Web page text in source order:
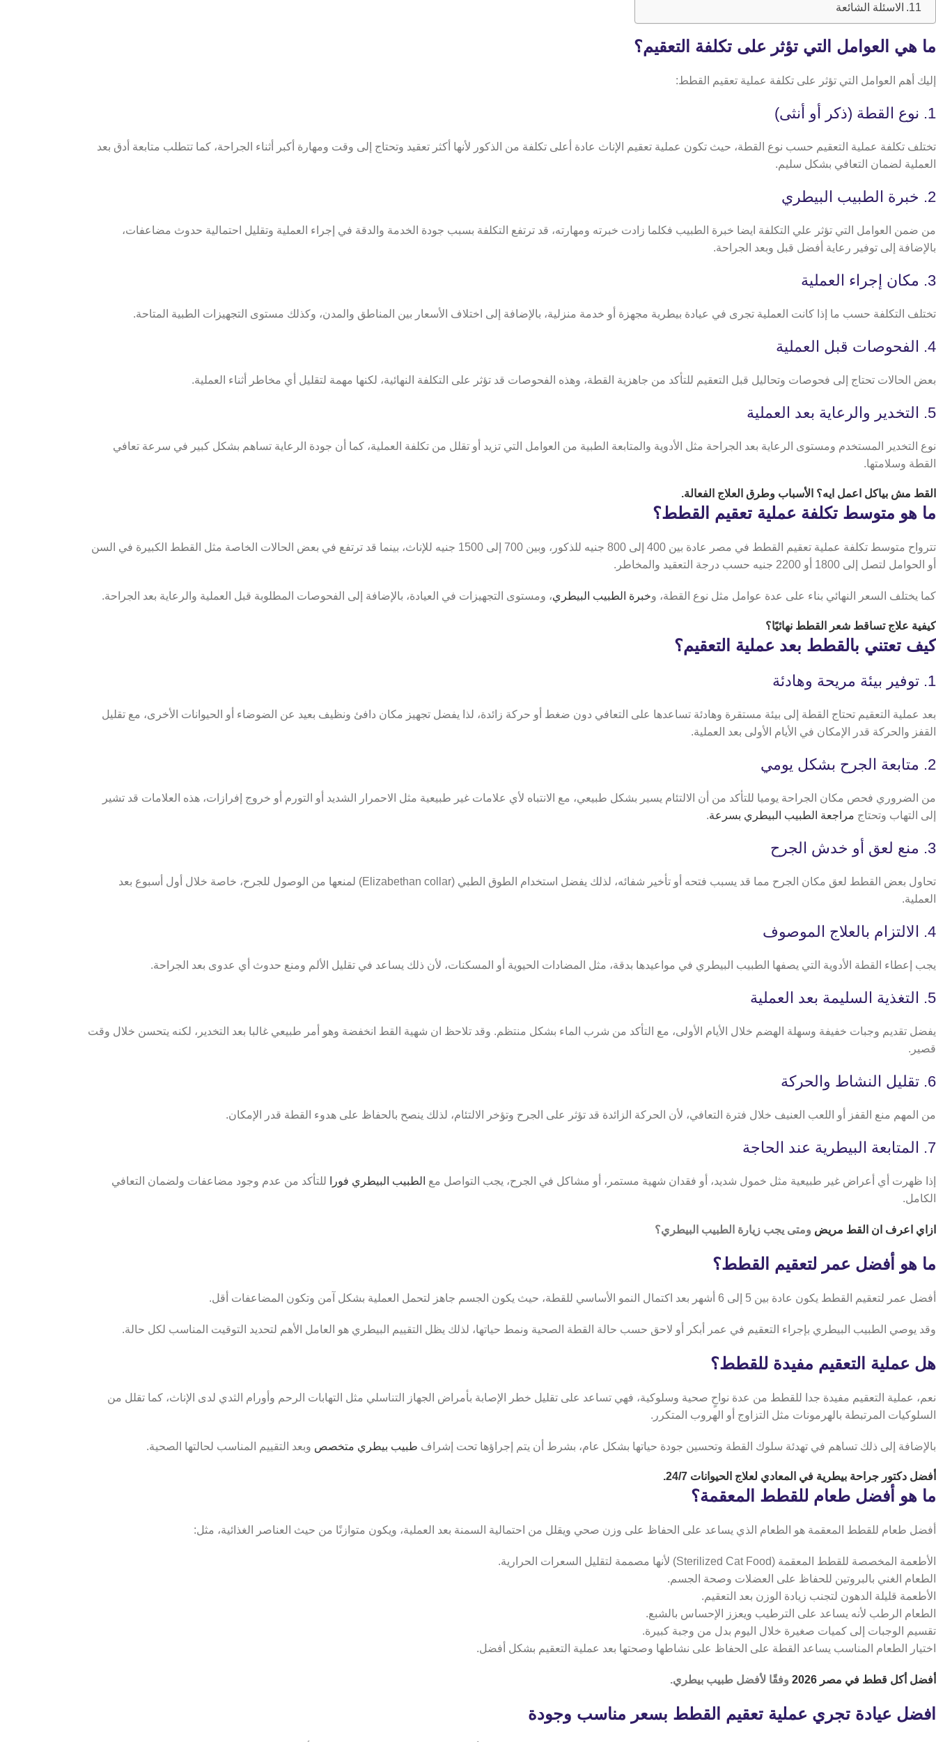
الاسئلة الشائعة
ما هي العوامل التي تؤثر على تكلفة التعقيم؟
إليك أهم العوامل التي تؤثر على تكلفة عملية تعقيم القطط:
1. نوع القطة (ذكر أو أنثى)
تختلف تكلفة عملية التعقيم حسب نوع القطة، حيث تكون عملية تعقيم الإناث عادة أعلى تكلفة من الذكور لأنها أكثر تعقيد وتحتاج إلى وقت ومهارة أكبر أثناء الجراحة، كما تتطلب متابعة أدق بعد
العملية لضمان التعافي بشكل سليم.
2. خبرة الطبيب البيطري
من ضمن العوامل التي تؤثر علي التكلفة ايضا خبرة الطبيب فكلما زادت خبرته ومهارته، قد ترتفع التكلفة بسبب جودة الخدمة والدقة في إجراء العملية وتقليل احتمالية حدوث مضاعفات،
بالإضافة إلى توفير رعاية أفضل قبل وبعد الجراحة.
3. مكان إجراء العملية
تختلف التكلفة حسب ما إذا كانت العملية تجرى في عيادة بيطرية مجهزة أو خدمة منزلية، بالإضافة إلى اختلاف الأسعار بين المناطق والمدن، وكذلك مستوى التجهيزات الطبية المتاحة.
4. الفحوصات قبل العملية
بعض الحالات تحتاج إلى فحوصات وتحاليل قبل التعقيم للتأكد من جاهزية القطة، وهذه الفحوصات قد تؤثر على التكلفة النهائية، لكنها مهمة لتقليل أي مخاطر أثناء العملية.
5. التخدير والرعاية بعد العملية
نوع التخدير المستخدم ومستوى الرعاية بعد الجراحة مثل الأدوية والمتابعة الطبية من العوامل التي تزيد أو تقلل من تكلفة العملية، كما أن جودة الرعاية تساهم بشكل كبير في سرعة تعافي
القطة وسلامتها.
القط مش بياكل اعمل ايه؟ الأسباب وطرق العلاج الفعالة.
ما هو متوسط تكلفة عملية تعقيم القطط؟
تترواح متوسط تكلفة عملية تعقيم القطط في مصر عادة بين 400 إلى 800 جنيه للذكور، وبين 700 إلى 1500 جنيه للإناث، بينما قد ترتفع في بعض الحالات الخاصة مثل القطط الكبيرة في السن
أو الحوامل لتصل إلى 1800 أو 2200 جنيه حسب درجة التعقيد والمخاطر.
كما يختلف السعر النهائي بناء على عدة عوامل مثل نوع القطة، وخبرة الطبيب البيطري، ومستوى التجهيزات في العيادة، بالإضافة إلى الفحوصات المطلوبة قبل العملية والرعاية بعد الجراحة.
كيفية علاج تساقط شعر القطط نهائيًا؟
كيف تعتني بالقطط بعد عملية التعقيم؟
1. توفير بيئة مريحة وهادئة
بعد عملية التعقيم تحتاج القطة إلى بيئة مستقرة وهادئة تساعدها على التعافي دون ضغط أو حركة زائدة، لذا يفضل تجهيز مكان دافئ ونظيف بعيد عن الضوضاء أو الحيوانات الأخرى، مع تقليل
القفز والحركة قدر الإمكان في الأيام الأولى بعد العملية.
2. متابعة الجرح بشكل يومي
من الضروري فحص مكان الجراحة يوميا للتأكد من أن الالتئام يسير بشكل طبيعي، مع الانتباه لأي علامات غير طبيعية مثل الاحمرار الشديد أو التورم أو خروج إفرازات، هذه العلامات قد تشير
إلى التهاب وتحتاج مراجعة الطبيب البيطري بسرعة.
3. منع لعق أو خدش الجرح
تحاول بعض القطط لعق مكان الجرح مما قد يسبب فتحه أو تأخير شفائه، لذلك يفضل استخدام الطوق الطبي (Elizabethan collar) لمنعها من الوصول للجرح، خاصة خلال أول أسبوع بعد
العملية.
4. الالتزام بالعلاج الموصوف
يجب إعطاء القطة الأدوية التي يصفها الطبيب البيطري في مواعيدها بدقة، مثل المضادات الحيوية أو المسكنات، لأن ذلك يساعد في تقليل الألم ومنع حدوث أي عدوى بعد الجراحة.
5. التغذية السليمة بعد العملية
يفضل تقديم وجبات خفيفة وسهلة الهضم خلال الأيام الأولى، مع التأكد من شرب الماء بشكل منتظم. وقد تلاحظ ان شهية القط انخفضة وهو أمر طبيعي غالبا بعد التخدير، لكنه يتحسن خلال وقت
قصير.
6. تقليل النشاط والحركة
من المهم منع القفز أو اللعب العنيف خلال فترة التعافي، لأن الحركة الزائدة قد تؤثر على الجرح وتؤخر الالتئام، لذلك ينصح بالحفاظ على هدوء القطة قدر الإمكان.
7. المتابعة البيطرية عند الحاجة
إذا ظهرت أي أعراض غير طبيعية مثل خمول شديد، أو فقدان شهية مستمر، أو مشاكل في الجرح، يجب التواصل مع الطبيب البيطري فورا
للتأكد من عدم وجود مضاعفات ولضمان التعافي
الكامل.
ازاي اعرف ان القط مريض ومتى يجب زيارة الطبيب البيطري؟
ما هو أفضل عمر لتعقيم القطط؟
أفضل عمر لتعقيم القطط يكون عادة بين 5 إلى 6 أشهر بعد اكتمال النمو الأساسي للقطة، حيث يكون الجسم جاهز لتحمل العملية بشكل آمن وتكون المضاعفات أقل.
وقد يوصي الطبيب البيطري بإجراء التعقيم في عمر أبكر أو لاحق حسب حالة القطة الصحية ونمط حياتها، لذلك يظل التقييم البيطري هو العامل الأهم لتحديد التوقيت المناسب لكل حالة.
هل عملية التعقيم مفيدة للقطط؟
نعم، عملية التعقيم مفيدة جدا للقطط من عدة نواحٍ صحية وسلوكية، فهي تساعد على تقليل خطر الإصابة بأمراض الجهاز التناسلي مثل التهابات الرحم وأورام الثدي لدى الإناث، كما تقلل من
السلوكيات المرتبطة بالهرمونات مثل التزاوج أو الهروب المتكرر.
بالإضافة إلى ذلك تساهم في تهدئة سلوك القطة وتحسين جودة حياتها بشكل عام، بشرط أن يتم إجراؤها تحت إشراف طبيب بيطري متخصص وبعد التقييم المناسب لحالتها الصحية.
أفضل دكتور جراحة بيطرية في المعادي لعلاج الحيوانات 24/7.
ما هو أفضل طعام للقطط المعقمة؟
أفضل طعام للقطط المعقمة هو الطعام الذي يساعد على الحفاظ على وزن صحي ويقلل من احتمالية السمنة بعد العملية، ويكون متوازنًا من حيث العناصر الغذائية، مثل:
الأطعمة المخصصة للقطط المعقمة (Sterilized Cat Food) لأنها مصممة لتقليل السعرات الحرارية.
الطعام الغني بالبروتين للحفاظ على العضلات وصحة الجسم.
الأطعمة قليلة الدهون لتجنب زيادة الوزن بعد التعقيم.
الطعام الرطب لأنه يساعد على الترطيب ويعزز الإحساس بالشبع.
تقسيم الوجبات إلى كميات صغيرة خلال اليوم بدل من وجبة كبيرة.
اختيار الطعام المناسب يساعد القطة على الحفاظ على نشاطها وصحتها بعد عملية التعقيم بشكل أفضل.
أفضل أكل قطط في مصر 2026 وفقًا لأفضل طبيب بيطري.
افضل عيادة تجري عملية تعقيم القطط بسعر مناسب وجودة